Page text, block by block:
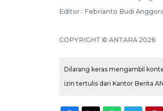
Editor : Febrianto Budi
COPYRIGHT © ANTARA 2026
Dilarang keras mengambil
izin tertulis dari Kantor Berita